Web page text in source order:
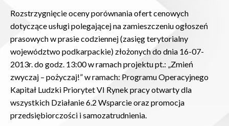
Rozstrzygnięcie oceny porównania ofert cenowych
dotyczące usługi polegającej na zamieszczeniu ogłoszeń
prasowych w prasie codziennej (zasięg terytorialny
województwo podkarpackie) złożonych do dnia 16-07-
2013r. do godz. 13:00 w ramach projektu pt.: „Zmień
zwyczaj – pożyczaj!” w ramach: Programu Operacyjnego
Kapitał Ludzki Priorytet VI Rynek pracy otwarty dla
wszystkich Działanie 6.2 Wsparcie oraz promocja
przedsiębiorczości i samozatrudnienia.